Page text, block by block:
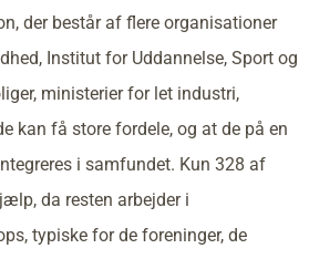
der består af flere organisationer
Institut for Uddannelse, Sport og
ministerier for let industri,
kan få store fordele, og at de på en
i samfundet. Kun 328 af
da resten arbejder i
typiske for de foreninger, de